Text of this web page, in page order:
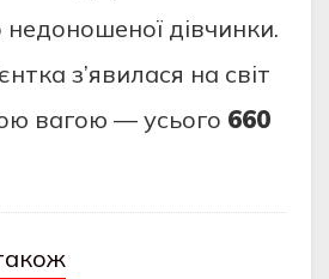
дівчинки.
з’явилася на світ
вагою — усього 660